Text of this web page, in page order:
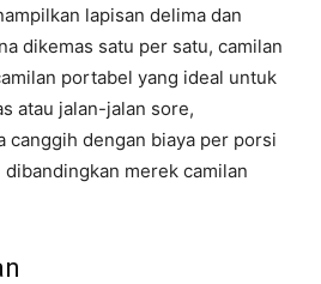
lapisan delima dan
dikemas satu per satu, camilan
portabel yang ideal untuk
atau jalan-jalan sore,
canggih dengan biaya per porsi
merek camilan